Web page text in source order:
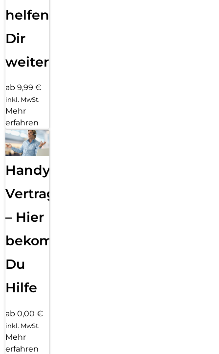
helfen
Dir
weiter
ab 9,99 €
inkl. MwSt.
Mehr
erfahren
Handy
Vertragsabwicklung
– Hier
bekommst
Du
Hilfe
ab 0,00 €
inkl. MwSt.
Mehr
erfahren